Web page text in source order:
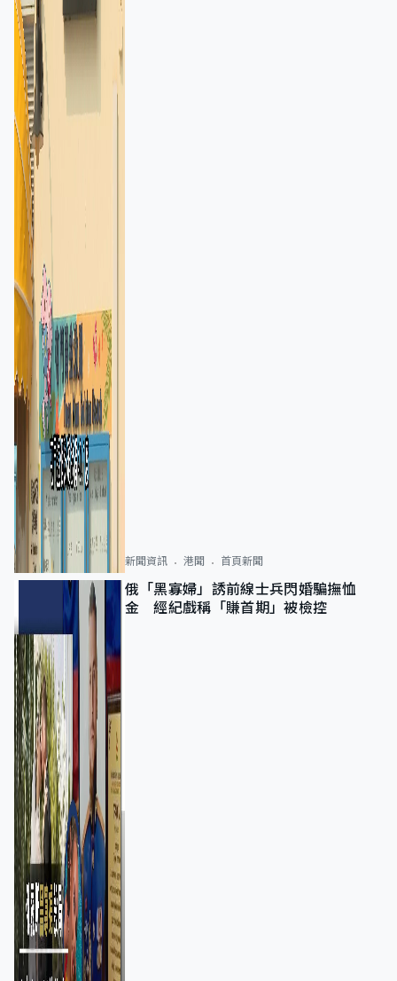
新聞資訊 港聞 首頁新聞
俄「黑寡婦」誘前線士兵閃婚騙撫恤
金 經紀戲稱「賺首期」被檢控